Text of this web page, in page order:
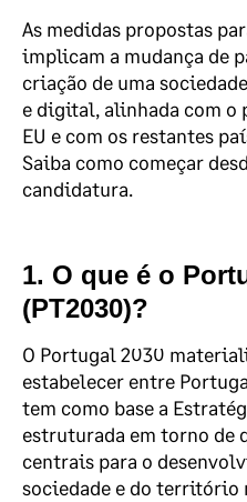
As medidas propostas
implicam a mudança de
criação de uma
e digital, alinhada com o
EU e com os restantes
Saiba como começar
candidatura.
1. O que é o
(PT2030)?
O Portugal 2030
estabelecer entre
tem como base a
estruturada em torno de
centrais para o
sociedade e do território